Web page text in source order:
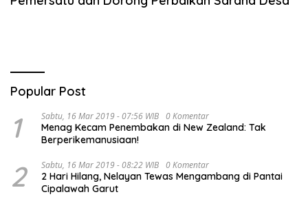
Popular Post
1 Sabtu, 16 Mar 2019 - 07:56 WIB 0 Komentar
Menag Kecam Penembakan di New Zealand: Tak
Berperikemanusiaan!
2 Sabtu, 16 Mar 2019 - 08:22 WIB 0 Komentar
2 Hari Hilang, Nelayan Tewas Mengambang di Pantai
Cipalawah Garut